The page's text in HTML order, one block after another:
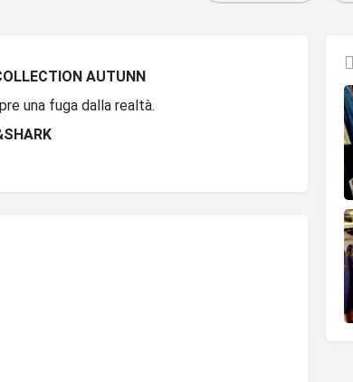
AUTUNN
una fuga dalla realtà.